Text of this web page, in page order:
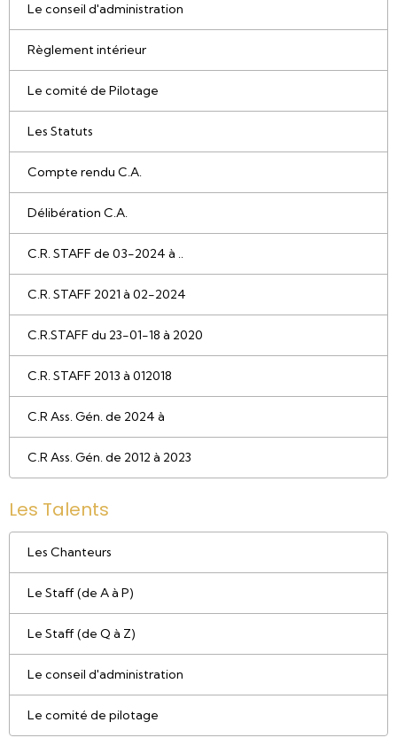
Le conseil d'administration
Règlement intérieur
Le comité de Pilotage
Les Statuts
Compte rendu C.A.
Délibération C.A.
C.R. STAFF de 03-2024 à ..
C.R. STAFF 2021 à 02-2024
C.R.STAFF du 23-01-18 à 2020
C.R. STAFF 2013 à 012018
C.R Ass. Gén. de 2024 à
C.R Ass. Gén. de 2012 à 2023
Les Talents
Les Chanteurs
Le Staff (de A à P)
Le Staff (de Q à Z)
Le conseil d'administration
Le comité de pilotage